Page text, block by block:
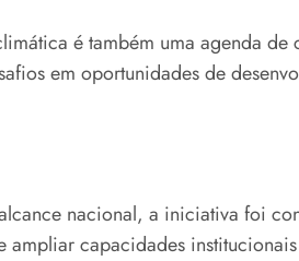
é também uma agenda
em oportunidades de
nacional, a iniciativa foi
ampliar capacidades